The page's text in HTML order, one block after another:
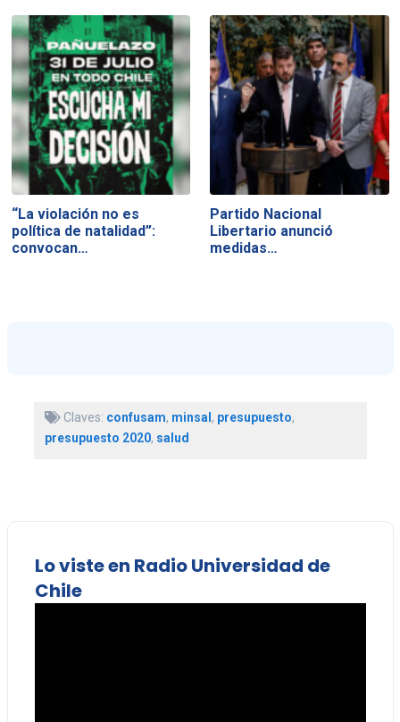
“La violación no es
política de natalidad”:
convocan…
Partido Nacional
Libertario anunció
medidas…
Claves: confusam, minsal, presupuesto,
presupuesto 2020, salud
Lo viste en Radio Universidad de
Chile